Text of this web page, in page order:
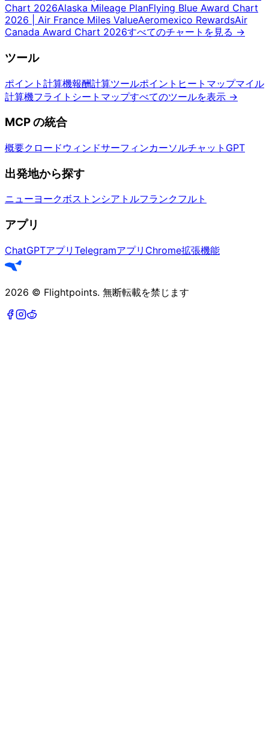
Chart 2026Alaska Mileage PlanFlying Blue Award Chart
2026 | Air France Miles ValueAeromexico RewardsAir
Canada Award Chart 2026すべてのチャートを見る →
ツール
ポイント計算機報酬計算ツールポイントヒートマップマイル
計算機フライトシートマップすべてのツールを表示 →
MCP の統合
概要クロード ウィンドサーフィンカーソルチャットGPT
出発地から探す
ニューヨークボストンシアトルフランクフルト
アプリ
ChatGPTアプリ Telegramアプリ Chrome拡張機能
2026 © Flightpoints. 無断転載を禁じます